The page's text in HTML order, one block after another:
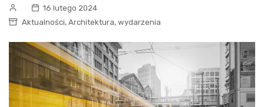
16 lutego 2024
Aktualności, Architektura, wydarzenia